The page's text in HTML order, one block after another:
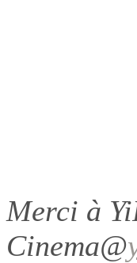
Merci à
Cinema@